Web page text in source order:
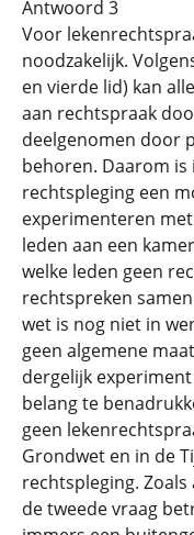
Antwoord 3
Voor
noodzakelijk.
en vierde lid) kan
aan rechtspraak
deelgenomen door
behoren. Daarom
rechtspleging een
experimenteren
leden aan een
welke leden geen
rechtspreken
wet is nog niet in
geen algemene
dergelijk
belang te
geen
Grondwet en in de
rechtspleging.
de tweede vraag